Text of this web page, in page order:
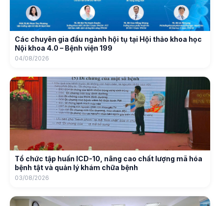
Các chuyên gia đầu ngành hội tụ tại Hội thảo khoa học
Nội khoa 4.0 – Bệnh viện 199
04/08/2026
Tổ chức tập huấn ICD-10, nâng cao chất lượng mã hóa
bệnh tật và quản lý khám chữa bệnh
03/08/2026